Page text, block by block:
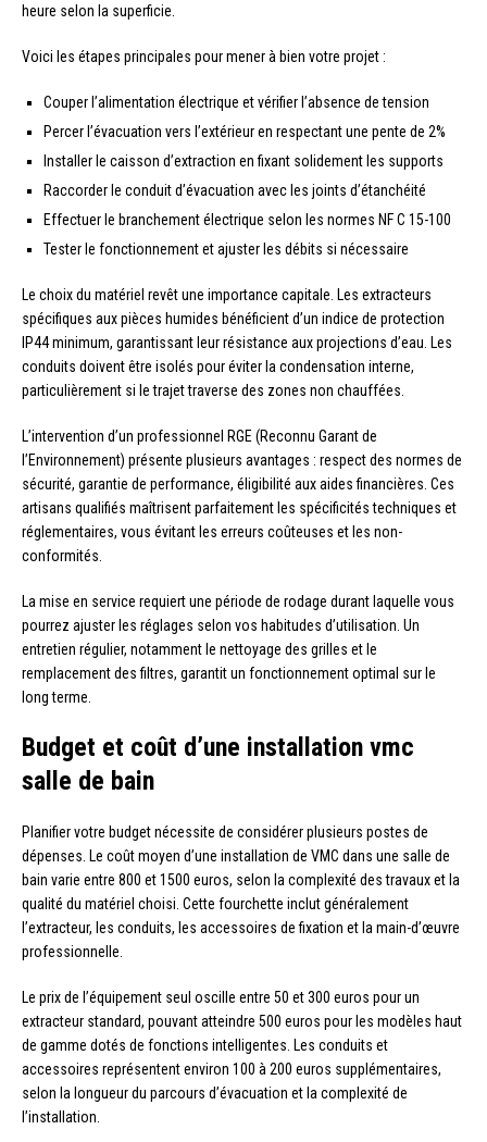
heure selon la superficie.
Voici les étapes principales pour mener à bien votre projet :
Couper l’alimentation électrique et vérifier l’absence de tension
Percer l’évacuation vers l’extérieur en respectant une pente de 2%
Installer le caisson d’extraction en fixant solidement les supports
Raccorder le conduit d’évacuation avec les joints d’étanchéité
Effectuer le branchement électrique selon les normes NF C 15-100
Tester le fonctionnement et ajuster les débits si nécessaire
Le choix du matériel revêt une importance capitale. Les extracteurs
spécifiques aux pièces humides bénéficient d’un indice de protection
IP44 minimum, garantissant leur résistance aux projections d’eau. Les
conduits doivent être isolés pour éviter la condensation interne,
particulièrement si le trajet traverse des zones non chauffées.
L’intervention d’un professionnel RGE (Reconnu Garant de
l’Environnement) présente plusieurs avantages : respect des normes de
sécurité, garantie de performance, éligibilité aux aides financières. Ces
artisans qualifiés maîtrisent parfaitement les spécificités techniques et
réglementaires, vous évitant les erreurs coûteuses et les non-
conformités.
La mise en service requiert une période de rodage durant laquelle vous
pourrez ajuster les réglages selon vos habitudes d’utilisation. Un
entretien régulier, notamment le nettoyage des grilles et le
remplacement des filtres, garantit un fonctionnement optimal sur le
long terme.
Budget et coût d’une installation vmc
salle de bain
Planifier votre budget nécessite de considérer plusieurs postes de
dépenses. Le coût moyen d’une installation de VMC dans une salle de
bain varie entre 800 et 1500 euros, selon la complexité des travaux et la
qualité du matériel choisi. Cette fourchette inclut généralement
l’extracteur, les conduits, les accessoires de fixation et la main-d’œuvre
professionnelle.
Le prix de l’équipement seul oscille entre 50 et 300 euros pour un
extracteur standard, pouvant atteindre 500 euros pour les modèles haut
de gamme dotés de fonctions intelligentes. Les conduits et
accessoires représentent environ 100 à 200 euros supplémentaires,
selon la longueur du parcours d’évacuation et la complexité de
l’installation.